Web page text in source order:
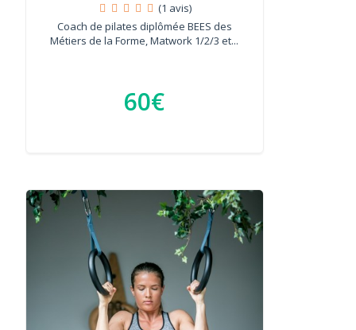
(1 avis)
Coach de pilates diplômée BEES des
Métiers de la Forme, Matwork 1/2/3 et...
60€